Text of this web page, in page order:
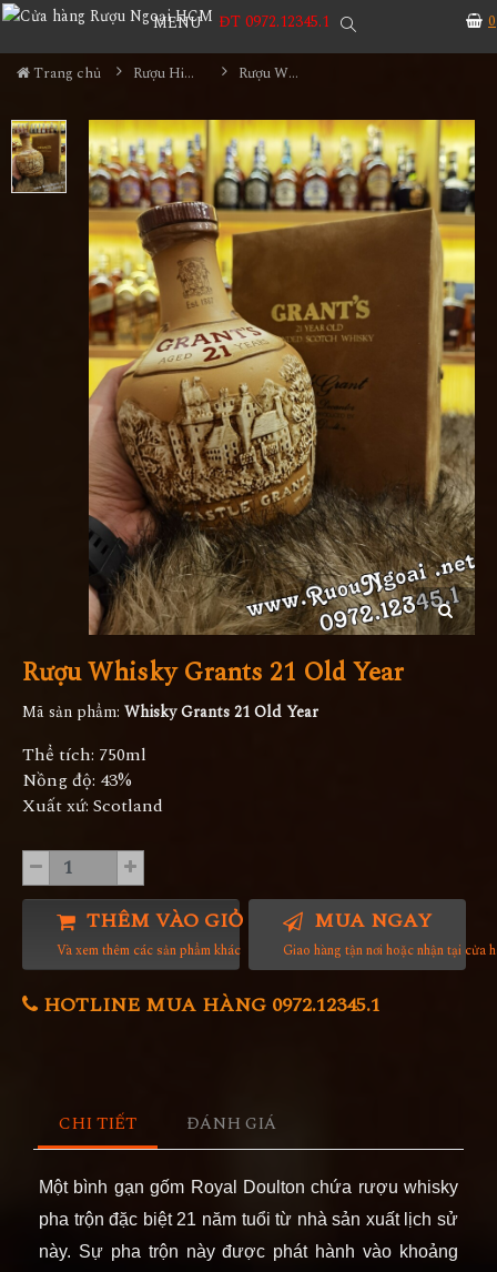
0
MENU ĐT 0972.12345.1
Trang chủ Rượu Hiếm - Cũ Rượu Whisky Grants 21 Old Year
Rượu Whisky Grants 21 Old Year
Mã sản phẩm: Whisky Grants 21 Old Year
Thể tích: 750ml
Nồng độ: 43%
Xuất xứ: Scotland
THÊM VÀO GIỎ HÀNG
Và xem thêm các sản phẩm khác
MUA NGAY
Giao hàng tận nơi hoặc nhận tại cửa
HOTLINE MUA HÀNG 0972.12345.1
CHI TIẾT ĐÁNH GIÁ
Một bình gạn gốm Royal Doulton chứa rượu whisky
pha trộn đặc biệt 21 năm tuổi từ nhà sản xuất lịch sử
này. Sự pha trộn này được phát hành vào khoảng